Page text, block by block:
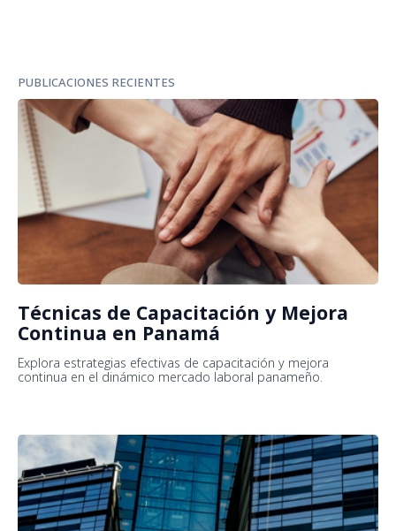
PUBLICACIONES RECIENTES
Técnicas de Capacitación y Mejora
Continua en Panamá
Explora estrategias efectivas de capacitación y mejora
continua en el dinámico mercado laboral panameño.